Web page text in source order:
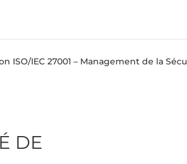
ISO/IEC 27001 – Management de la
DE